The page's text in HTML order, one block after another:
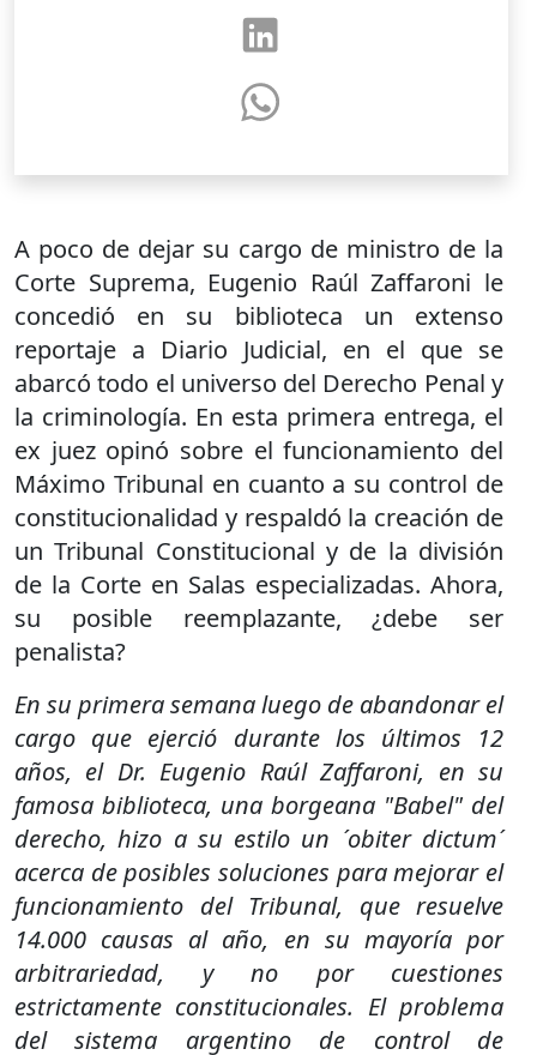
A poco de dejar su cargo de ministro de la
Corte Suprema, Eugenio Raúl Zaffaroni le
concedió en su biblioteca un extenso
reportaje a Diario Judicial, en el que se
abarcó todo el universo del Derecho Penal y
la criminología. En esta primera entrega, el
ex juez opinó sobre el funcionamiento del
Máximo Tribunal en cuanto a su control de
constitucionalidad y respaldó la creación de
un Tribunal Constitucional y de la división
de la Corte en Salas especializadas. Ahora,
su posible reemplazante, ¿debe ser
penalista?
En su primera semana luego de abandonar el
cargo que ejerció durante los últimos 12
años, el Dr. Eugenio Raúl Zaffaroni, en su
famosa biblioteca, una borgeana "Babel" del
derecho, hizo a su estilo un ´obiter dictum´
acerca de posibles soluciones para mejorar el
funcionamiento del Tribunal, que resuelve
14.000 causas al año, en su mayoría por
arbitrariedad, y no por cuestiones
estrictamente constitucionales. El problema
del sistema argentino de control de